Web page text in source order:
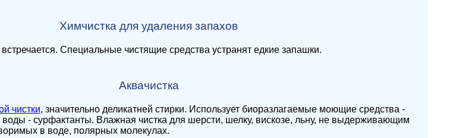
Химчистка для удаления запахов
Специальные чистящие средства устранят едкие запашки.
Аквачистка
чистки, значительно деликатней стирки. Использует биоразлагаемые моющие средства -
воды - сурфактанты. Влажная чистка для шерсти, шелку, вискозе, льну, не выдерживающим
в воде, полярных молекулах.